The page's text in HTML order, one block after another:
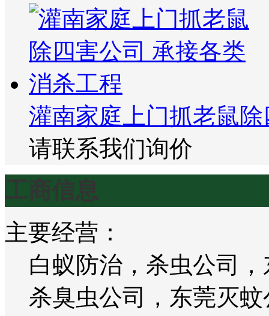
灌南家庭上门抓老鼠
请联系我们询价
工商信息
主要经营：
白蚁防治，杀虫公司
杀臭虫公司，东莞灭